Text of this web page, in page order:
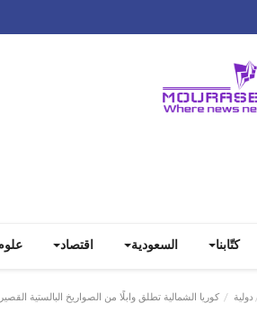
كتّابنا السعودية اقتصاد
دولية كوريا الشمالية تطلق وابلًا من الصواريخ البالستية